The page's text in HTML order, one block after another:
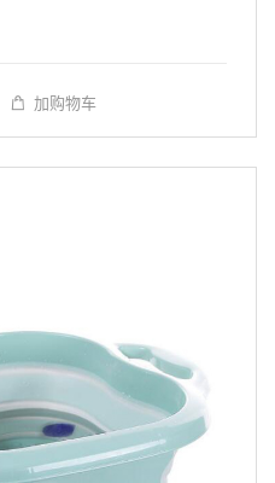
加购物车